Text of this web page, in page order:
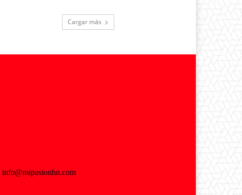
Cargar más
info@mipasionhn.com